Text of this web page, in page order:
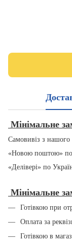
Мінімальне
Самовивіз з нашого
«Новою поштою» по
«Делівері» по
Мінімальне
Готівкою при
Оплата за
Готівкою в